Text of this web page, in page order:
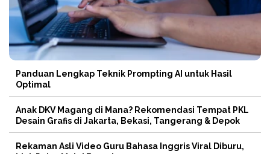
Panduan Lengkap Teknik Prompting AI untuk Hasil
Optimal
Anak DKV Magang di Mana? Rekomendasi Tempat PKL
Desain Grafis di Jakarta, Bekasi, Tangerang & Depok
Rekaman Asli Video Guru Bahasa Inggris Viral Diburu,